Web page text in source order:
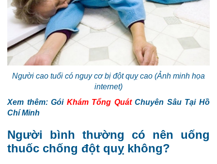
Người cao tuổi có nguy cơ bị đột quỵ cao (Ảnh minh họa
internet)
Xem thêm: Gói Khám Tổng QuátChuyên Sâu Tại Hồ
Chí Minh
Người bình thường có nên uống
thuốc chống đột quỵ không?